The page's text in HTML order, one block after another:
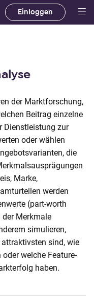
Einloggen
der Marktforschung,
Beitrag einzelne
Dienstleistung zur
oder wählen
die
Marke,
werden
(part-worth
Merkmale
simulieren,
sind, wie
welche Feature-
haben.